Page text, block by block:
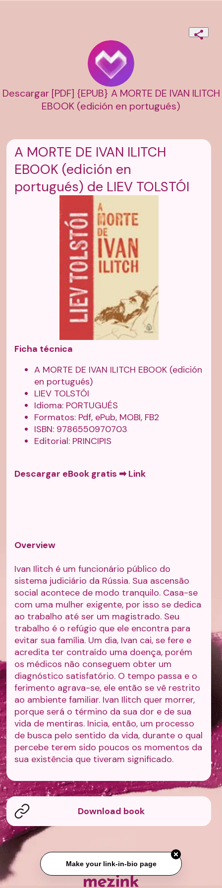
Descargar [PDF] {EPUB} A MORTE DE IVAN ILITCH
EBOOK (edición en portugués)
A MORTE DE IVAN ILITCH
EBOOK (edición en
portugués) de LIEV TOLSTÓI
Ficha técnica
A MORTE DE IVAN ILITCH EBOOK (edición
en portugués)
LIEV TOLSTÓI
Idioma: PORTUGUÉS
Formatos: Pdf, ePub, MOBI, FB2
ISBN: 9786550970703
Editorial: PRINCIPIS
Descargar eBook gratis ➡Link
Overview
Ivan Ilitch é um funcionário público do
sistema judiciário da Rússia. Sua ascensão
social acontece de modo tranquilo. Casa-se
com uma mulher exigente, por isso se dedica
ao trabalho até ser um magistrado. Seu
trabalho é o refúgio que ele encontra para
evitar sua família. Um dia, Ivan cai, se fere e
acredita ter contraído uma doença, porém
os médicos não conseguem obter um
diagnóstico satisfatório. O tempo passa e o
ferimento agrava-se, ele então se vê restrito
ao ambiente familiar. Ivan Ilitch quer morrer,
porque será o término da sua dor e de sua
vida de mentiras. Inicia, então, um processo
de busca pelo sentido da vida, durante o qual
percebe terem sido poucos os momentos da
sua existência que tiveram significado.
Download book
Make your link-in-bio page